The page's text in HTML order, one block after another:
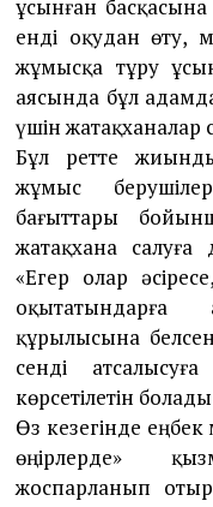
ұсынған
енді оқудан өту,
жұмысқа тұру
аясында бұл
үшін
Бұл ретте
жұмыс
бағыттары
жатақхана са­луға
«Егер олар
оқы­та­тындарға
құрылысына
сенді
көрсетілетін
Өз кезегінде
өңірлерде»
жоспарланып